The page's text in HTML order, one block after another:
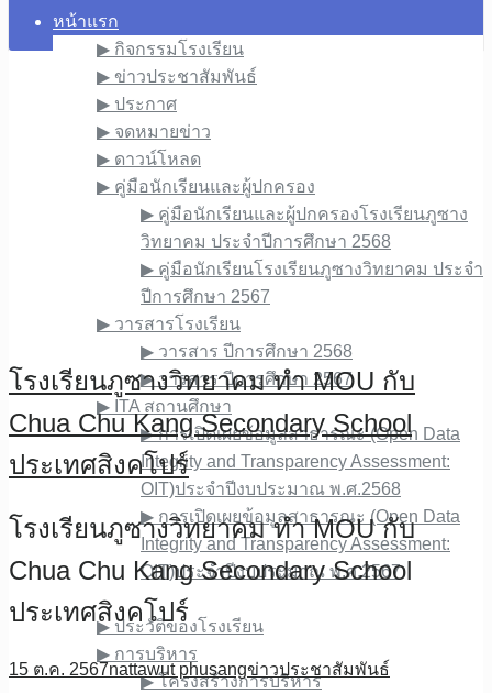
หน้าแรก
▶︎ กิจกรรมโรงเรียน
▶︎ ข่าวประชาสัมพันธ์
▶︎ ประกาศ
▶︎ จดหมายข่าว
▶︎ ดาวน์โหลด
▶︎ คู่มือนักเรียนและผู้ปกครอง
▶︎ คู่มือนักเรียนและผู้ปกครองโรงเรียนภูซาง
วิทยาคม ประจำปีการศึกษา 2568
▶︎ คู่มือนักเรียนโรงเรียนภูซางวิทยาคม ประจำ
ปีการศึกษา 2567
▶︎ วารสารโรงเรียน
▶︎ วารสาร ปีการศึกษา 2568
▶︎ วารสาร ปีการศึกษา 2567
▶︎ ITA สถานศึกษา
▶︎ การเปิดเผยข้อมูลสาธารณะ (Open Data
Integrity and Transparency Assessment:
OIT)ประจำปีงบประมาณ พ.ศ.2568
▶︎ การเปิดเผยข้อมูลสาธารณะ (Open Data
Integrity and Transparency Assessment:
OIT)ประจำปีงบประมาณ พ.ศ.2567
เกี่ยวกับเรา
▶︎ ประวัติของโรงเรียน
▶︎ การบริหาร
▶︎ โครงสร้างการบริหาร
โรงเรียนภูซางวิทยาคม ทำ MOU กับ
Chua Chu Kang Secondary School
ประเทศสิงคโปร์
โรงเรียนภูซางวิทยาคม ทำ MOU กับ
Chua Chu Kang Secondary School
ประเทศสิงคโปร์
15 ต.ค. 2567nattawut phusangข่าวประชาสัมพันธ์